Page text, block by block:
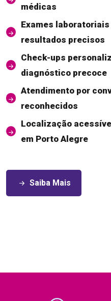
médicas
Exames
resultados precisos
Check-ups
diagnóstico precoce
Atendimento por
reconhecidos
Localização
em Porto Alegre
Saiba Mais